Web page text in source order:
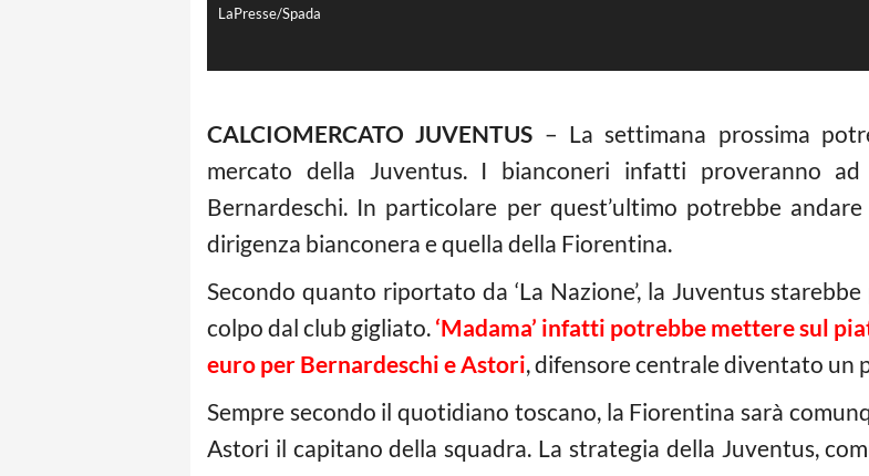
LaPresse/Spada
CALCIOMERCATO JUVENTUS – La settimana prossima
mercato della Juventus. I bianconeri infatti proveranno
Bernardeschi. In particolare per quest’ultimo potrebbe
dirigenza bianconera e quella della Fiorentina.
Secondo quanto riportato da ‘La Nazione’, la Juventus
colpo dal club gigliato. ‘Madama’ infatti potrebbe mettere sul
euro per Bernardeschi e Astori, difensore centrale diventato un
Sempre secondo il quotidiano toscano, la Fiorentina sarà
Astori il capitano della squadra. La strategia della Juventus,